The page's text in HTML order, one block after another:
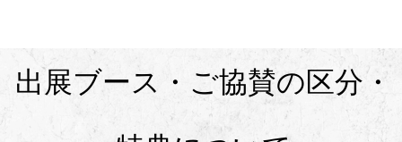
出展ブース・ご協賛の区分・